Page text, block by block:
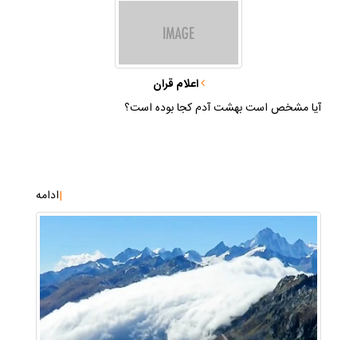
اعلام قران
آيا مشخص است بهشت آدم كجا بوده است؟
|ادامه